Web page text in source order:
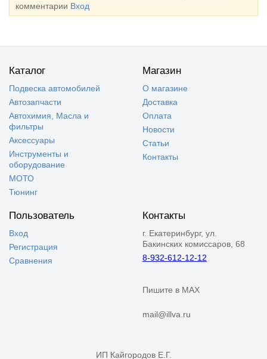
комментарии Вход
Каталог
Подвеска автомобилей
Автозапчасти
Автохимия, Масла и
фильтры
Аксессуары
Инструменты и
оборудование
МОТО
Тюнинг
Магазин
О магазине
Доставка
Оплата
Новости
Статьи
Контакты
Пользователь
Вход
Регистрация
Сравнения
Контакты
г. Екатеринбург, ул.
Бакинских комиссаров, 68
8-932-612-12-12
Пишите в MAX
mail@illva.ru
ИП Кайгородов Е.Г.